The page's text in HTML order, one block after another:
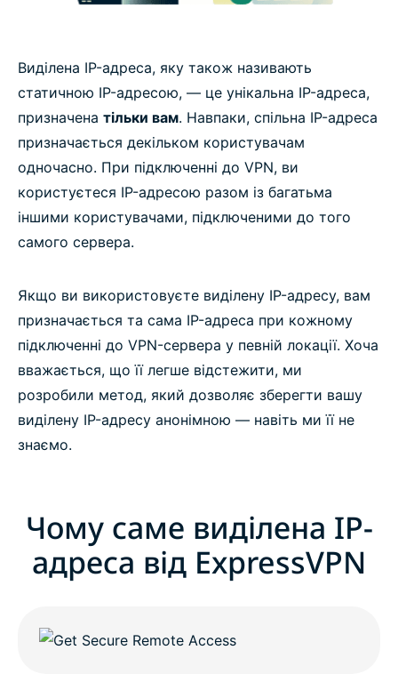
Запитання і відповіді про виділену IP-адресу
Виділена IP-адреса, яку також називають
статичною IP-адресою, — це унікальна IP-адреса,
призначена тільки вам. Навпаки, спільна IP-адреса
призначається декільком користувачам
одночасно. При підключенні до VPN, ви
користуєтеся IP-адресою разом із багатьма
іншими користувачами, підключеними до того
самого сервера.
Якщо ви використовуєте виділену IP-адресу, вам
призначається та сама IP-адреса при кожному
підключенні до VPN-сервера у певній локації. Хоча
вважається, що її легше відстежити, ми
розробили метод, який дозволяє зберегти вашу
виділену IP-адресу анонімною — навіть ми її не
знаємо.
Чому саме виділена IP-
адреса від ExpressVPN